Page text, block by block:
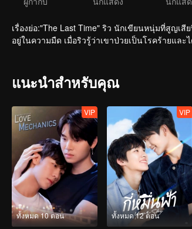
เรื่องย่อ:"The Last Time" ริว นักเขียนหนุ่มที่สูญเ
อยู่ในความมืด เมื่อริวรู้ว่าเขาป่วยเป็นโรคร้ายแล
แนะนำสำหรับคุณ
ทั้งหมด 10 ตอน
VIP
ทั้งหมด 12 ตอน
VIP